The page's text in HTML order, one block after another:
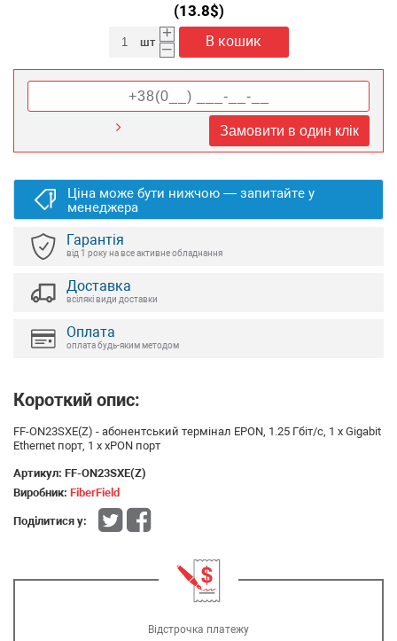
(13.8$)
+
–
В кошик
шт
Замовити в один клік
Ціна може бути нижчою — запитайте у
менеджера
Гарантія
від 1 року на все активне обладнання
Доставка
всілякі види доставки
Оплата
оплата будь-яким методом
Короткий опис:
FF-ON23SXE(Z) - абонентський термінал EPON, 1.25 Гбіт/с, 1 x Gigabit
Ethernet порт, 1 x xPON порт
Артикул: FF-ON23SXE(Z)
Виробник: FiberField
Поділитися у:
Відстрочка платежу